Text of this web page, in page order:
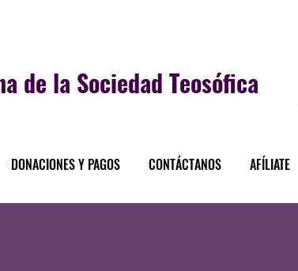
de la Sociedad Teosófica
DONACIONES Y PAGOS CONTÁCTANOS AFÍLIATE